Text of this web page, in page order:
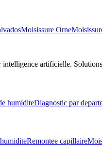
Moisissure Orne
artificielle.
humiditeDiagnostic par
Remontee capillaire